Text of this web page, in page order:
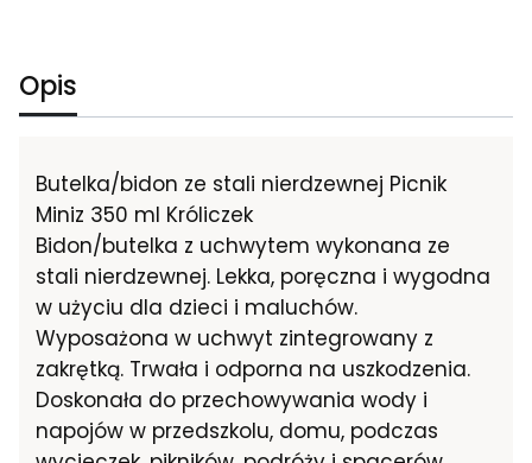
Opis
Butelka/bidon ze stali nierdzewnej Picnik
Miniz 350 ml Króliczek
Bidon/butelka z uchwytem wykonana ze
stali nierdzewnej. Lekka, poręczna i wygodna
w użyciu dla dzieci i maluchów.
Wyposażona w uchwyt zintegrowany z
zakrętką. Trwała i odporna na uszkodzenia.
Doskonała do przechowywania wody i
napojów w przedszkolu, domu, podczas